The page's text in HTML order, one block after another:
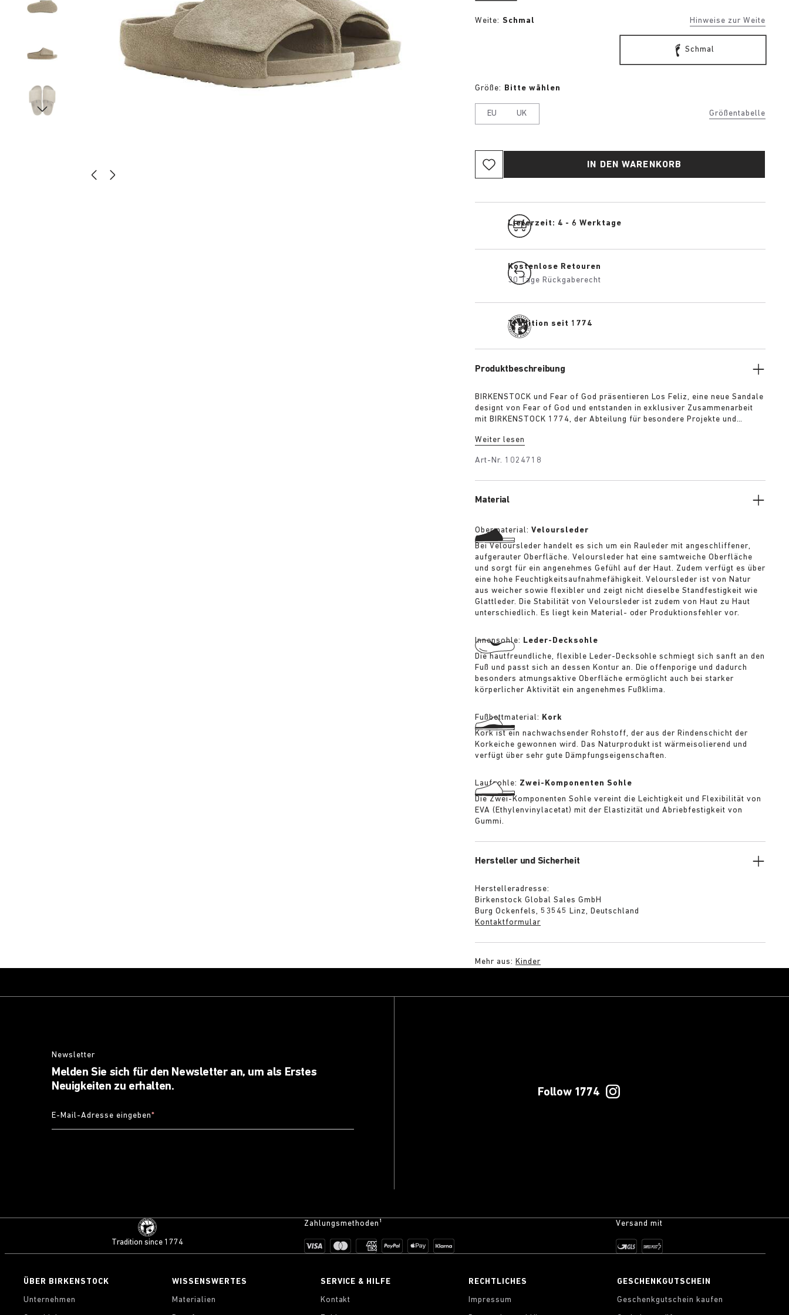
Weite: Schmal Hinweise zur Weite
Schmal
Größentabelle
Größe: Bitte wählen
EU UK
IN DEN WARENKORB
Lieferzeit: 4 - 6 Werktage
Kostenlose Retouren
30 Tage Rückgaberecht
Tradition seit 1774
Produktbeschreibung
BIRKENSTOCK und Fear of God präsentieren Los Feliz, eine neue Sandale
designt von Fear of God und entstanden in exklusiver Zusammenarbeit
mit BIRKENSTOCK 1774, der Abteilung für besondere Projekte und
bewusst so gestaltet, dass er sowohl BIRKENSTOCKs orthopädischem
Handschrift Rechnung trägt.
Weiter lesen
Art-Nr. 1024718
Material
Obermaterial:Veloursleder
Bei Veloursleder handelt es sich um ein Rauleder mit angeschliffener,
aufgerauter Oberfläche. Veloursleder hat eine samtweiche Oberfläche
und sorgt für ein angenehmes Gefühl auf der Haut. Zudem verfügt es über
eine hohe Feuchtigkeitsaufnahmefähigkeit. Veloursleder ist von Natur
aus weicher sowie flexibler und zeigt nicht dieselbe Standfestigkeit wie
Glattleder. Die Stabilität von Veloursleder ist zudem von Haut zu Haut
unterschiedlich. Es liegt kein Material- oder Produktionsfehler vor.
Innensohle: Leder-Decksohle
Die hautfreundliche, flexible Leder-Decksohle schmiegt sich sanft an den
Fuß und passt sich an dessen Kontur an. Die offenporige und dadurch
besonders atmungsaktive Oberfläche ermöglicht auch bei starker
körperlicher Aktivität ein angenehmes Fußklima.
Fußbettmaterial: Kork
Kork ist ein nachwachsender Rohstoff, der aus der Rindenschicht der
Korkeiche gewonnen wird. Das Naturprodukt ist wärmeisolierend und
verfügt über sehr gute Dämpfungseigenschaften.
Laufsohle: Zwei-Komponenten Sohle
Die Zwei-Komponenten Sohle vereint die Leichtigkeit und Flexibilität von
EVA (Ethylenvinylacetat) mit der Elastizität und Abriebfestigkeit von
Gummi.
Hersteller und Sicherheit
Herstelleradresse:
Birkenstock Global Sales GmbH
Burg Ockenfels, 53545 Linz, Deutschland
Kontaktformular
Mehr aus:Kinder
Newsletter
Melden Sie sich für den Newsletter an, um als Erstes
Neuigkeiten zu erhalten.
E-Mail-Adresse eingeben*
Follow 1774
Tradition since 1774
Zahlungsmethoden¹ Versand mit
ÜBER BIRKENSTOCK
Unternehmen
WISSENSWERTES
Materialien
SERVICE & HILFE
Kontakt
RECHTLICHES
Impressum
GESCHENKGUTSCHEIN
Geschenkgutschein kaufen